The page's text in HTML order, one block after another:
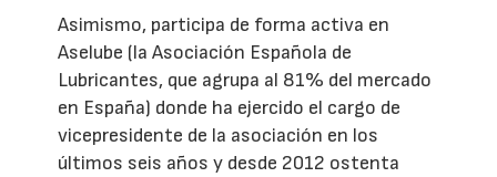
Asimismo, participa de forma activa en
Aselube (la Asociación Española de
Lubricantes, que agrupa al 81% del mercado
en España) donde ha ejercido el cargo de
vicepresidente de la asociación en los
últimos seis años y desde 2012 ostenta